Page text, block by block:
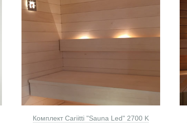
Комплект Cariitti "Sauna Led" 2700 K